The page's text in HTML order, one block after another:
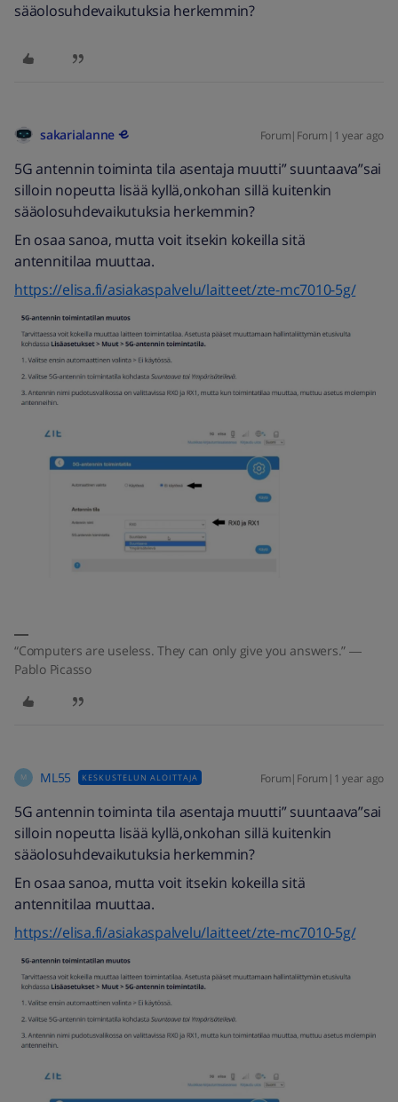
sääolosuhdevaikutuksia herkemmin?
sakarialanne Forum|Forum|1 year ago
5G antennin toiminta tila asentaja muutti” suuntaava”sai
silloin nopeutta lisää kyllä,onkohan sillä kuitenkin
sääolosuhdevaikutuksia herkemmin?
En osaa sanoa, mutta voit itsekin kokeilla sitä
antennitilaa muuttaa.
https://elisa.fi/asiakaspalvelu/laitteet/zte-mc7010-5g/
“Computers are useless. They can only give you answers.” ―
Pablo Picasso
M ML55 KESKUSTELUN ALOITTAJA Forum|Forum|1 year ago
5G antennin toiminta tila asentaja muutti” suuntaava”sai
silloin nopeutta lisää kyllä,onkohan sillä kuitenkin
sääolosuhdevaikutuksia herkemmin?
En osaa sanoa, mutta voit itsekin kokeilla sitä
antennitilaa muuttaa.
https://elisa.fi/asiakaspalvelu/laitteet/zte-mc7010-5g/